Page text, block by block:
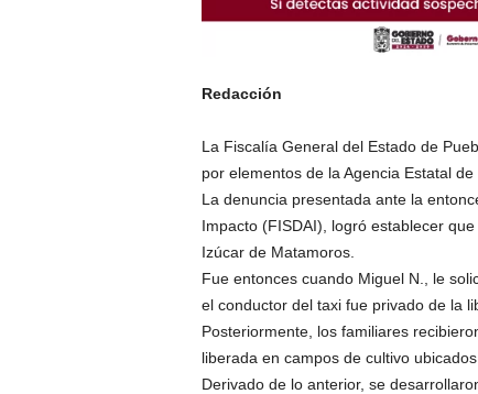
Redacción
La Fiscalía General del Estado de
por elementos de la Agencia Estatal de
La denuncia presentada ante la
Impacto (FISDAI), logró establecer
Izúcar de Matamoros.
Fue entonces cuando Miguel N., le
el conductor del taxi fue privado de la
Posteriormente, los familiares
liberada en campos de cultivo
Derivado de lo anterior, se